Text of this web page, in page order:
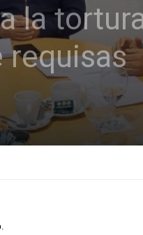
la
requisas